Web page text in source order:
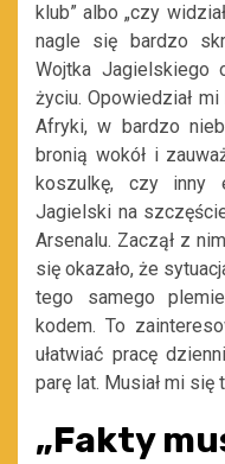
klub” albo „czy
nagle się bardzo
Wojtka Jagielskiego
życiu. Opowiedział
Afryki, w bardzo
bronią wokół i
koszulkę, czy inny
Jagielski na
Arsenalu. Zaczął z
się okazało, że
tego samego
kodem. To
ułatwiać pracę
parę lat. Musiał mi się
„Fakty